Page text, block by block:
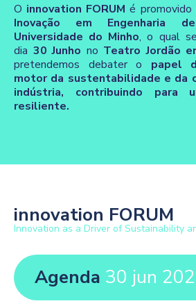
O innovation FORUM é promovido
Inovação em Engenharia
Universidade do Minho, o qual
dia 30 Junho no Teatro Jordão
pretendemos debater o papel
motor da sustentabilidade e da
indústria, contribuindo para
resiliente.
innovation FORUM
Innovation as a Driver of Sustainability
Agenda 30 jun